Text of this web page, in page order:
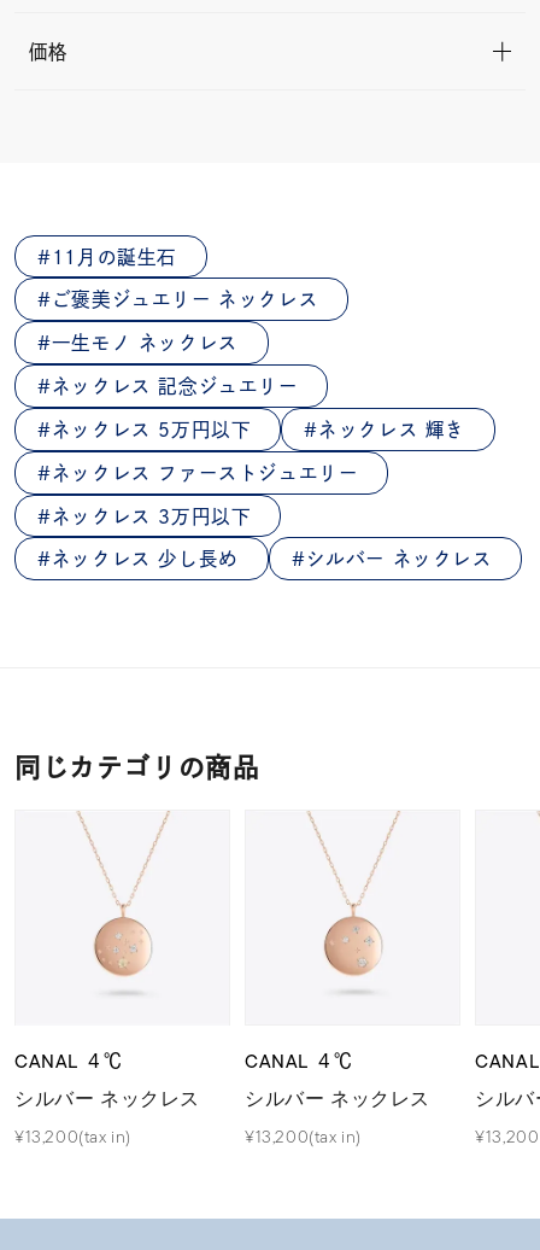
価格
11月の誕生石
ご褒美ジュエリー ネックレス
一生モノ ネックレス
ネックレス 記念ジュエリー
ネックレス 5万円以下 ネックレス 輝き
ネックレス ファーストジュエリー
ネックレス 3万円以下
ネックレス 少し長め シルバー ネックレス
同じカテゴリの商品
CANAL ４℃
シルバー ネックレス
¥13,200(tax in)
CANAL ４℃
シルバー ネックレス
¥13,200(tax in)
シル